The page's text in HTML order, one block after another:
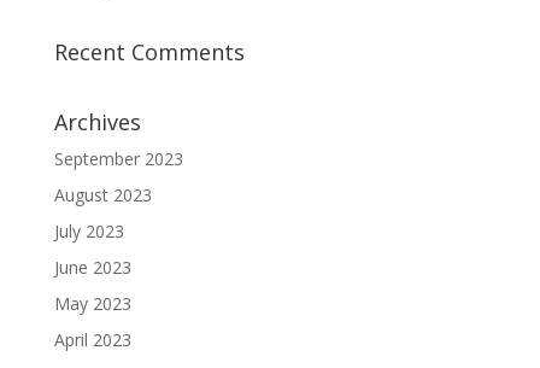
Recent Comments
Archives
September 2023
August 2023
July 2023
June 2023
May 2023
April 2023